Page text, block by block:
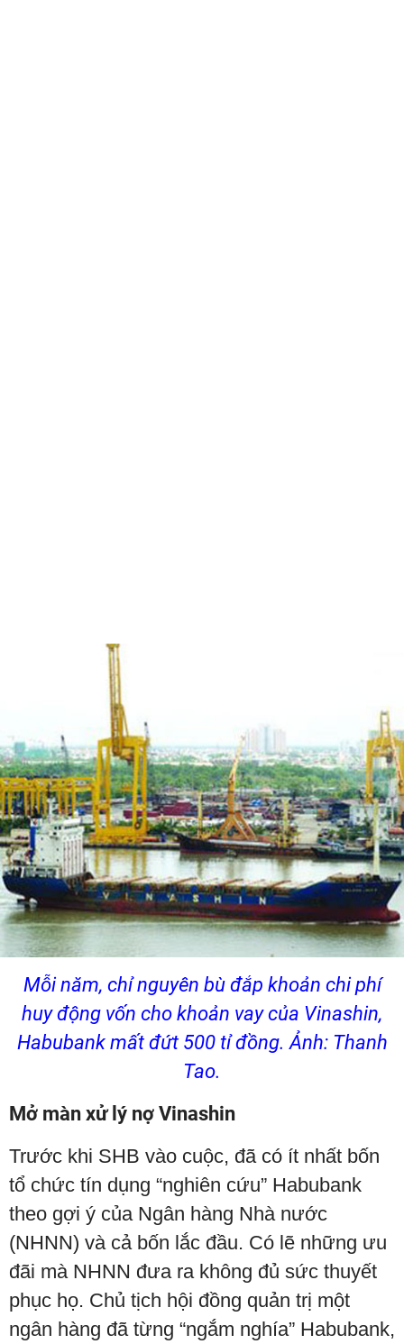
Mỗi năm, chỉ nguyên bù đắp khoản chi phí
huy động vốn cho khoản vay của Vinashin,
Habubank mất đứt 500 tỉ đồng. Ảnh: Thanh
Tao.
Mở màn xử lý nợ Vinashin
Trước khi SHB vào cuộc, đã có ít nhất bốn
tổ chức tín dụng “nghiên cứu” Habubank
theo gợi ý của Ngân hàng Nhà nước
(NHNN) và cả bốn lắc đầu. Có lẽ những ưu
đãi mà NHNN đưa ra không đủ sức thuyết
phục họ. Chủ tịch hội đồng quản trị một
ngân hàng đã từng “ngắm nghía” Habubank,